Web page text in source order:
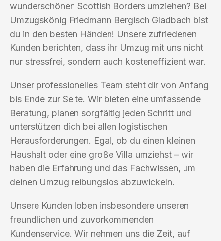
wunderschönen Scottish Borders umziehen? Bei
Umzugskönig Friedmann Bergisch Gladbach bist
du in den besten Händen! Unsere zufriedenen
Kunden berichten, dass ihr Umzug mit uns nicht
nur stressfrei, sondern auch kosteneffizient war.
Unser professionelles Team steht dir von Anfang
bis Ende zur Seite. Wir bieten eine umfassende
Beratung, planen sorgfältig jeden Schritt und
unterstützen dich bei allen logistischen
Herausforderungen. Egal, ob du einen kleinen
Haushalt oder eine große Villa umziehst – wir
haben die Erfahrung und das Fachwissen, um
deinen Umzug reibungslos abzuwickeln.
Unsere Kunden loben insbesondere unseren
freundlichen und zuvorkommenden
Kundenservice. Wir nehmen uns die Zeit, auf